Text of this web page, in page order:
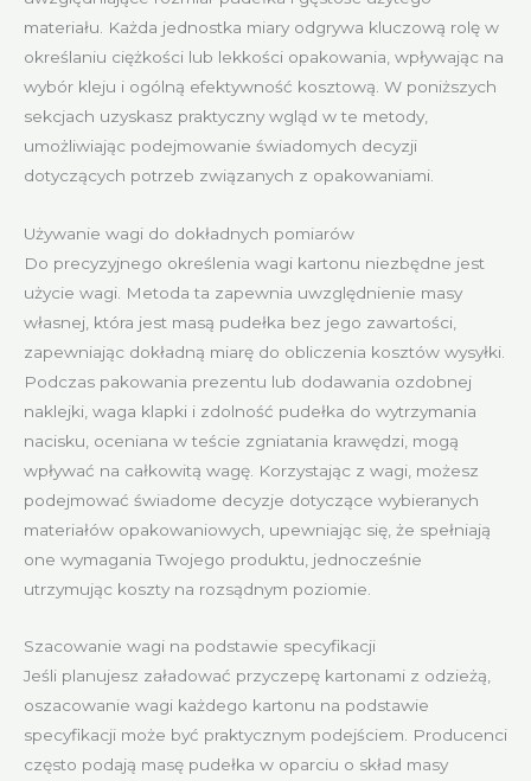
materiału. Każda jednostka miary odgrywa kluczową rolę w
określaniu ciężkości lub lekkości opakowania, wpływając na
wybór kleju i ogólną efektywność kosztową. W poniższych
sekcjach uzyskasz praktyczny wgląd w te metody,
umożliwiając podejmowanie świadomych decyzji
dotyczących potrzeb związanych z opakowaniami.
Używanie wagi do dokładnych pomiarów
Do precyzyjnego określenia wagi kartonu niezbędne jest
użycie wagi. Metoda ta zapewnia uwzględnienie masy
własnej, która jest masą pudełka bez jego zawartości,
zapewniając dokładną miarę do obliczenia kosztów wysyłki.
Podczas pakowania prezentu lub dodawania ozdobnej
naklejki, waga klapki i zdolność pudełka do wytrzymania
nacisku, oceniana w teście zgniatania krawędzi, mogą
wpływać na całkowitą wagę. Korzystając z wagi, możesz
podejmować świadome decyzje dotyczące wybieranych
materiałów opakowaniowych, upewniając się, że spełniają
one wymagania Twojego produktu, jednocześnie
utrzymując koszty na rozsądnym poziomie.
Szacowanie wagi na podstawie specyfikacji
Jeśli planujesz załadować przyczepę kartonami z odzieżą,
oszacowanie wagi każdego kartonu na podstawie
specyfikacji może być praktycznym podejściem. Producenci
często podają masę pudełka w oparciu o skład masy